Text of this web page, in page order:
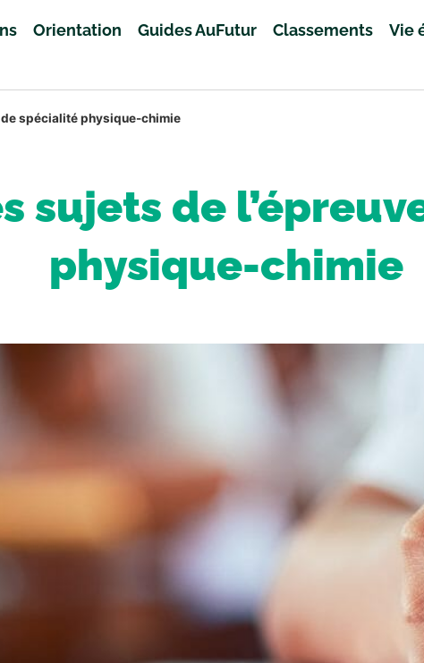
Orientation Guides AuFutur Classements Vie
de spécialité physique-chimie
sujets de
physique-chimie